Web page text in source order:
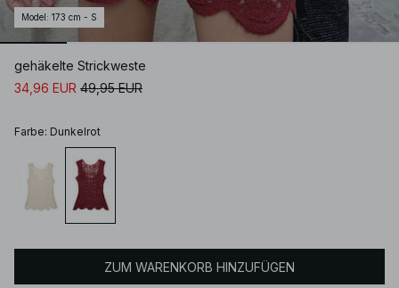
Model : 173 cm - S
gehäkelte Strickweste
34,96 EUR 49,95 EUR
Farbe: Dunkelrot
ZUM WARENKORB HINZUFÜGEN